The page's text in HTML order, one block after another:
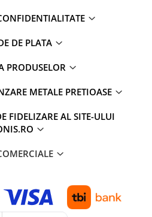
DE PLATA
PRODUSELOR
METALE PRETIOASE
FIDELIZARE AL SITE-ULUI